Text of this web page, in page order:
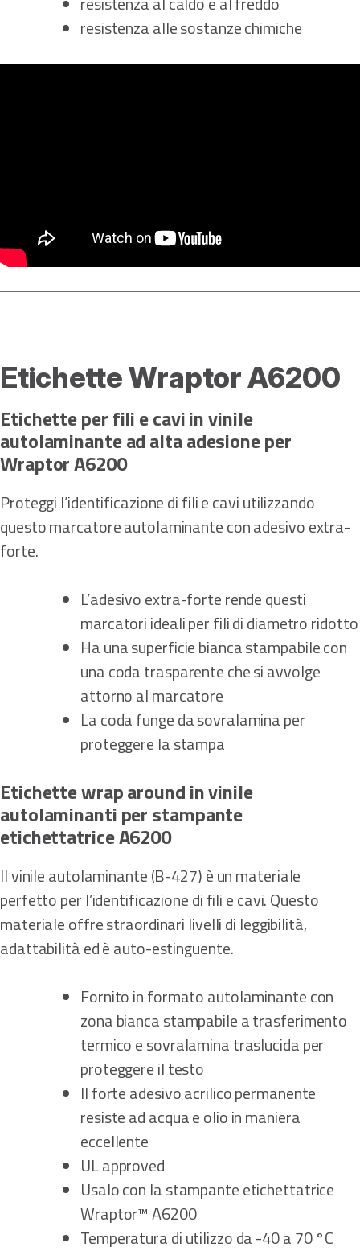
resistenza alle sostanze chimiche
Etichette Wraptor A6200
Etichette per fili e cavi in vinile
autolaminante ad alta adesione per
Wraptor A6200
Proteggi l’identificazione di fili e cavi utilizzando
questo marcatore autolaminante con adesivo extra-
forte.
L’adesivo extra-forte rende questi
marcatori ideali per fili di diametro ridotto
Ha una superficie bianca stampabile con
una coda trasparente che si avvolge
attorno al marcatore
La coda funge da sovralamina per
proteggere la stampa
Etichette wrap around in vinile
autolaminanti per stampante
etichettatrice A6200
Il vinile autolaminante (B-427) è un materiale
perfetto per l’identificazione di fili e cavi. Questo
materiale offre straordinari livelli di leggibilità,
adattabilità ed è auto-estinguente.
Fornito in formato autolaminante con
zona bianca stampabile a trasferimento
termico e sovralamina traslucida per
proteggere il testo
Il forte adesivo acrilico permanente
resiste ad acqua e olio in maniera
eccellente
UL approved
Usalo con la stampante etichettatrice
Wraptor™ A6200
Temperatura di utilizzo da -40 a 70 °C